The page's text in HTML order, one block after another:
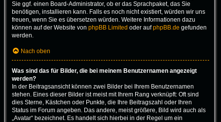
Sie ggf. einen Board-Administrator, ob er das Sprachpaket, das Sie
benötigen, installieren kann. Falls es noch nicht existiert, würden wir uns
freuen, wenn Sie es übersetzen würden. Weitere Informationen dazu
können auf der Website von phpBB Limited oder aufphpBB.de gefunden
werden.
Nach oben
Was sind das für Bilder, die bei meinem Benutzernamen angezeigt
werden?
In der Beitragsansicht können zwei Bilder bei Ihrem Benutzernamen
stehen. Eines dieser Bilder ist meist mit Ihrem Rang verknüpft: Oft sind
dies Sterne, Kästchen oder Punkte, die Ihre Beitragszahl oder Ihren
Status im Forum angeben. Das andere, meist größere, Bild wird auch als
„Avatar“ bezeichnet. Es handelt sich hierbei in der Regel um ein